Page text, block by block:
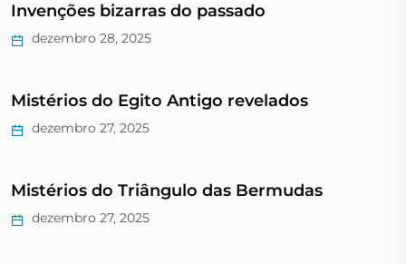
Invenções bizarras do passado
dezembro 28, 2025
Mistérios do Egito Antigo revelados
dezembro 27, 2025
Mistérios do Triângulo das Bermudas
dezembro 27, 2025